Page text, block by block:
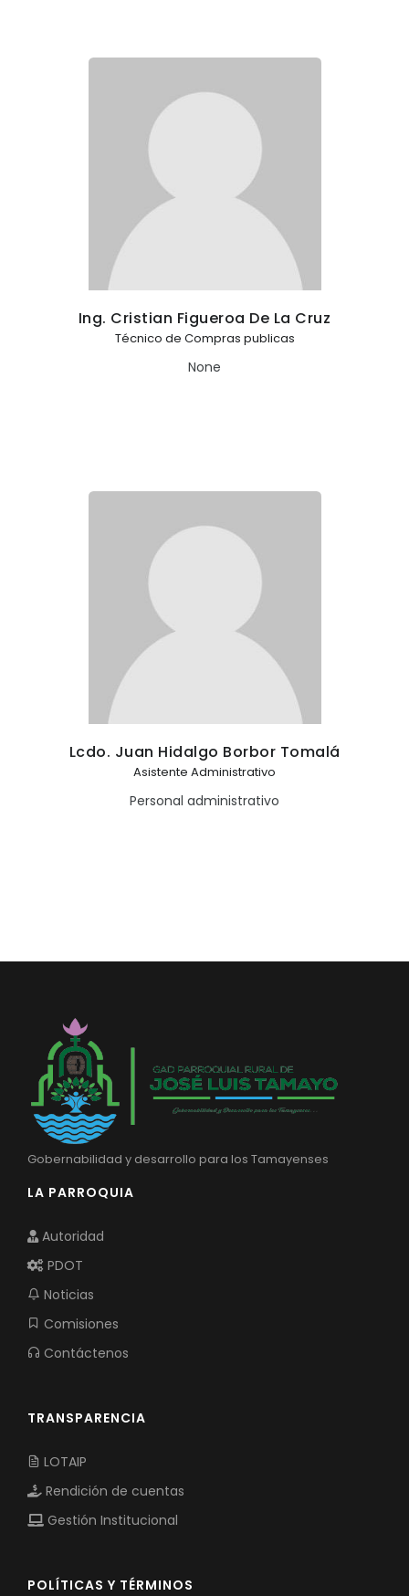
Ing. Cristian Figueroa De La Cruz
Técnico de Compras publicas
None
Lcdo. Juan Hidalgo Borbor Tomalá
Asistente Administrativo
Personal administrativo
Gobernabilidad y desarrollo para los Tamayenses
LA PARROQUIA
Autoridad
PDOT
Noticias
Comisiones
Contáctenos
TRANSPARENCIA
LOTAIP
Rendición de cuentas
Gestión Institucional
POLÍTICAS Y TÉRMINOS